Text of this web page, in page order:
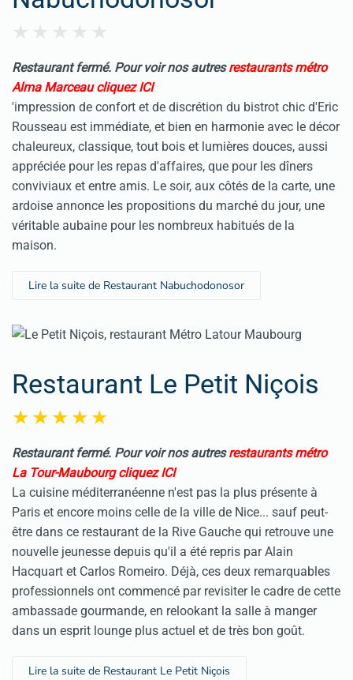
Restaurant fermé. Pour voir nos autresrestaurants métro
Alma Marceau cliquez ICI
'impression de confort et de discrétion du bistrot chic d'Eric
Rousseau est immédiate, et bien en harmonie avec le décor
chaleureux, classique, tout bois et lumières douces, aussi
appréciée pour les repas d'affaires, que pour les dîners
conviviaux et entre amis. Le soir, aux côtés de la carte, une
ardoise annonce les propositions du marché du jour, une
véritable aubaine pour les nombreux habitués de la
maison.
Lire la suite de Restaurant Nabuchodonosor
Restaurant Le Petit Niçois
Restaurant fermé. Pour voir nos autresrestaurants métro
La Tour-Maubourg cliquez ICI
La cuisine méditerranéenne n'est pas la plus présente à
Paris et encore moins celle de la ville de Nice... sauf peut-
être dans ce restaurant de la Rive Gauche qui retrouve une
nouvelle jeunesse depuis qu'il a été repris par Alain
Hacquart et Carlos Romeiro. Déjà, ces deux remarquables
professionnels ont commencé par revisiter le cadre de cette
ambassade gourmande, en relookant la salle à manger
dans un esprit lounge plus actuel et de très bon goût.
Lire la suite de Restaurant Le Petit Niçois